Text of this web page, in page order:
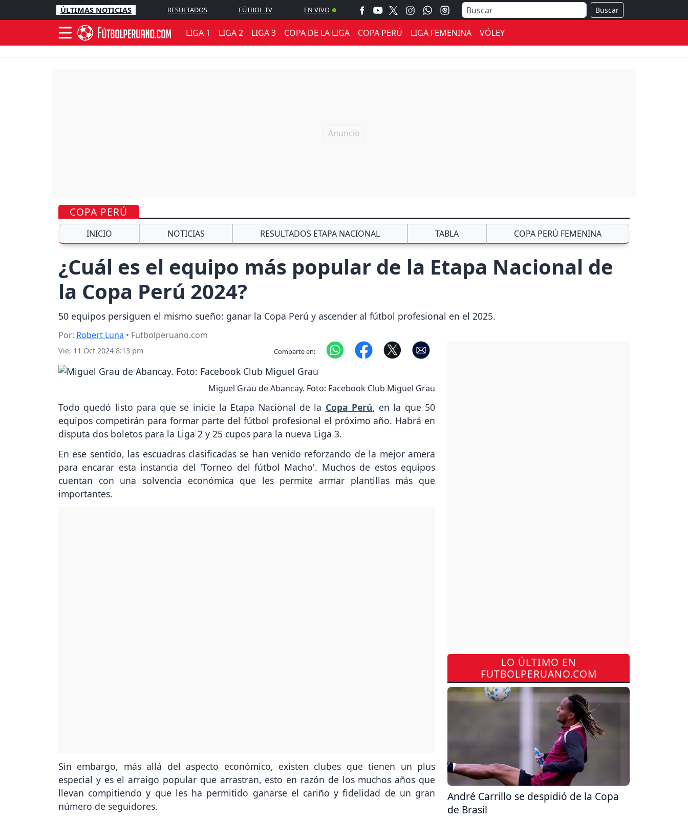
ÚLTIMAS NOTICIAS RESULTADOS FÚTBOL TV EN VIVO Buscar
LIGA 1 LIGA 2 LIGA 3 COPA DE LA LIGA COPA PERÚ LIGA FEMENINA VÓLEY
COPA PERÚ
INICIO NOTICIAS RESULTADOS ETAPA NACIONAL TABLA COPA PERÚ FEMENINA
¿Cuál es el equipo más popular de la Etapa Nacional de
la Copa Perú 2024?
50 equipos persiguen el mismo sueño: ganar la Copa Perú y ascender al fútbol profesional en el 2025.
Por: Robert Luna • Futbolperuano.com
Vie, 11 Oct 2024 8:13 pm Comparte en:
Miguel Grau de Abancay. Foto: Facebook Club Miguel Grau
Todo quedó listo para que se inicie la Etapa Nacional de la Copa Perú, en la que 50
equipos competirán para formar parte del fútbol profesional el próximo año. Habrá en
disputa dos boletos para la Liga 2 y 25 cupos para la nueva Liga 3.
En ese sentido, las escuadras clasificadas se han venido reforzando de la mejor amera
para encarar esta instancia del 'Torneo del fútbol Macho'. Muchos de estos equipos
cuentan con una solvencia económica que les permite armar plantillas más que
importantes.
Sin embargo, más allá del aspecto económico, existen clubes que tienen un plus
especial y es el arraigo popular que arrastran, esto en razón de los muchos años que
llevan compitiendo y que les ha permitido ganarse el cariño y fidelidad de un gran
número de seguidores.
LO ÚLTIMO EN
FUTBOLPERUANO.COM
André Carrillo se despidió de la Copa
de Brasil